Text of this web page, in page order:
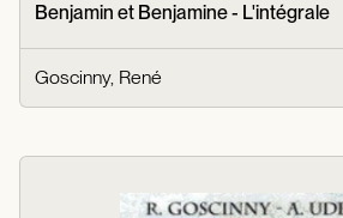
Benjamin et Benjamine - L'intégrale
Goscinny, René